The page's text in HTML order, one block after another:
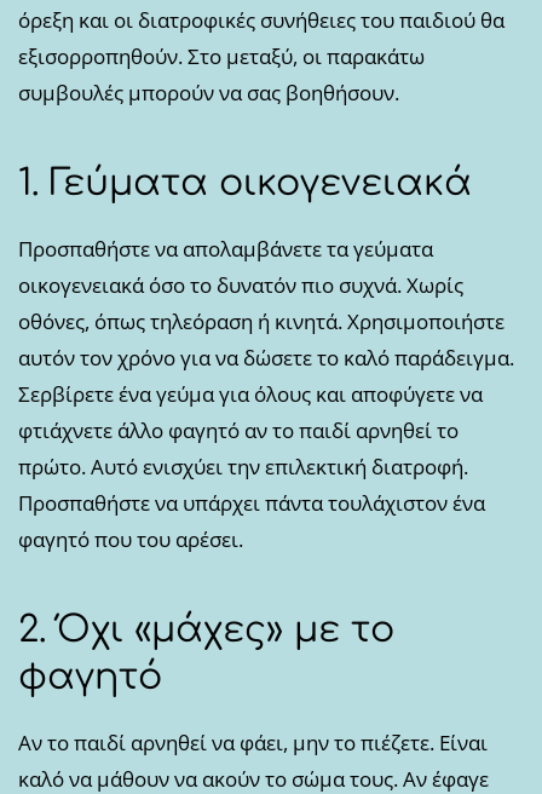
όρεξη και οι διατροφικές συνήθειες του παιδιού θα
εξισορροπηθούν. Στο μεταξύ, οι παρακάτω
συμβουλές μπορούν να σας βοηθήσουν.
1. Γεύματα οικογενειακά
Προσπαθήστε να απολαμβάνετε τα γεύματα
οικογενειακά όσο το δυνατόν πιο συχνά. Χωρίς
οθόνες, όπως τηλεόραση ή κινητά. Χρησιμοποιήστε
αυτόν τον χρόνο για να δώσετε το καλό παράδειγμα.
Σερβίρετε ένα γεύμα για όλους και αποφύγετε να
φτιάχνετε άλλο φαγητό αν το παιδί αρνηθεί το
πρώτο. Αυτό ενισχύει την επιλεκτική διατροφή.
Προσπαθήστε να υπάρχει πάντα τουλάχιστον ένα
φαγητό που του αρέσει.
2. Όχι «μάχες» με το
φαγητό
Αν το παιδί αρνηθεί να φάει, μην το πιέζετε. Είναι
καλό να μάθουν να ακούν το σώμα τους. Αν έφαγε